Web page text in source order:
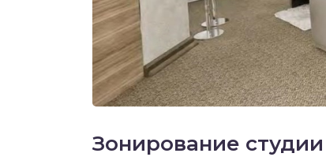
Зонирование студии